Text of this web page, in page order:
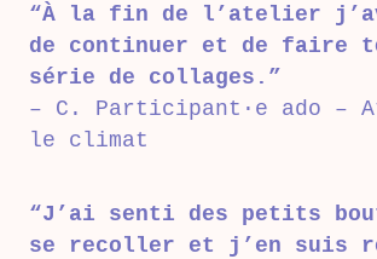
“À la fin de l’atelier
de continuer et de faire
série de collages.”
– C. Participant·e ado –
le climat
“J’ai senti des petits
se recoller et j’en suis